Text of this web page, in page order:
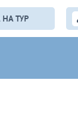
ТУР